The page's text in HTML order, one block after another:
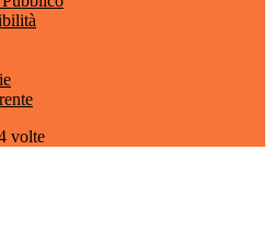
volte